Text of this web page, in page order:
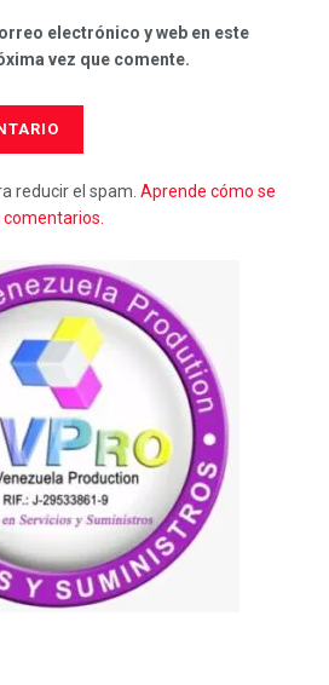
electrónico y web en este
vez que comente.
reducir el spam. Aprende cómo se